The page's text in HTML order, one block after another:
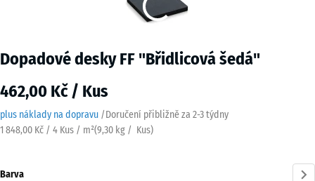
Dopadové desky FF "Břidlicová šedá"
462,00 Kč / Kus
plus náklady na dopravu /Doručení přibližně za 2-3 týdny
1 848,00 Kč / 4 Kus / m²(9,30 kg / Kus)
Barva